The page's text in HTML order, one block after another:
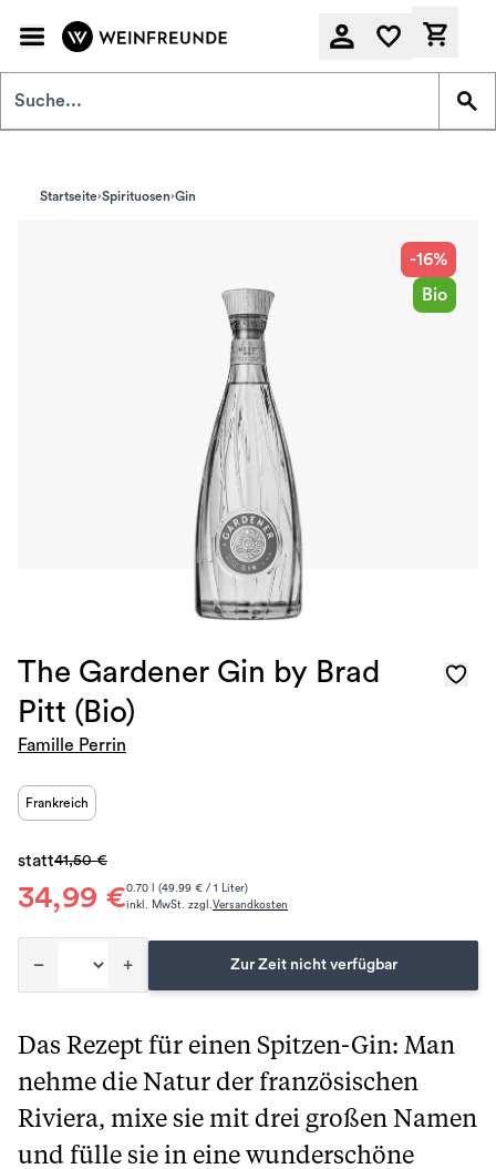
Startseite Spirituosen Gin
-16%
Bio
The Gardener Gin by Brad
Pitt (Bio)
Famille Perrin
Frankreich
34,99 €
statt41,50 €
0.70 l (49.99 € / 1 Liter)
inkl. MwSt. zzgl.Versandkosten
– + Zur Zeit nicht verfügbar
Das Rezept für einen Spitzen-Gin: Man
nehme die Natur der französischen
Riviera, mixe sie mit drei großen Namen
und fülle sie in eine wunderschöne